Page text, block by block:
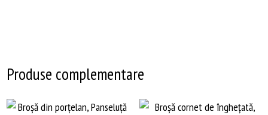
Produse complementare